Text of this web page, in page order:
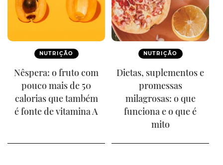
NUTRIÇÃO
Nêspera: o fruto com
pouco mais de 50
calorias que também
é fonte de vitamina A
NUTRIÇÃO
Dietas, suplementos e
promessas
milagrosas: o que
funciona e o que é
mito